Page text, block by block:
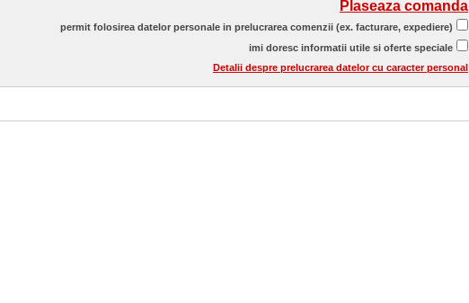
Plaseaza comanda
permit folosirea datelor personale in prelucrarea comenzii (ex. facturare, expediere)
imi doresc informatii utile si oferte speciale
Detalii despre prelucrarea datelor cu caracter personal